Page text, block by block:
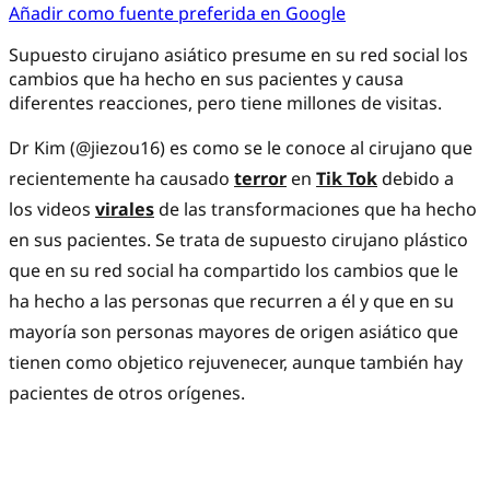
Añadir como fuente preferida en Google
Supuesto cirujano asiático presume en su red social los
cambios que ha hecho en sus pacientes y causa
diferentes reacciones, pero tiene millones de visitas.
Dr Kim (@jiezou16) es como se le conoce al cirujano que
recientemente ha causado terror en Tik Tokdebido a
los videos viralesde las transformaciones que ha hecho
en sus pacientes. Se trata de supuesto cirujano plástico
que en su red social ha compartido los cambios que le
ha hecho a las personas que recurren a él y que en su
mayoría son personas mayores de origen asiático que
tienen como objetico rejuvenecer, aunque también hay
pacientes de otros orígenes.